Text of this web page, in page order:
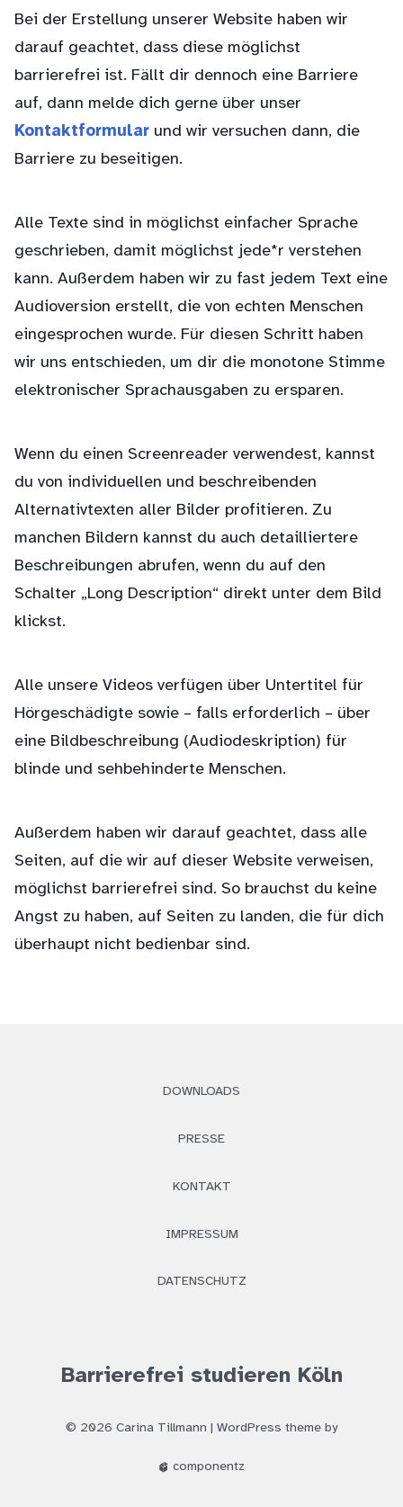
Bei der Erstellung unserer Website haben wir
darauf geachtet, dass diese möglichst
barrierefrei ist. Fällt dir dennoch eine Barriere
auf, dann melde dich gerne über unser
Kontaktformular und wir versuchen dann, die
Barriere zu beseitigen.
Alle Texte sind in möglichst einfacher Sprache
geschrieben, damit möglichst jede*r verstehen
kann. Außerdem haben wir zu fast jedem Text eine
Audioversion erstellt, die von echten Menschen
eingesprochen wurde. Für diesen Schritt haben
wir uns entschieden, um dir die monotone Stimme
elektronischer Sprachausgaben zu ersparen.
Wenn du einen Screenreader verwendest, kannst
du von individuellen und beschreibenden
Alternativtexten aller Bilder profitieren. Zu
manchen Bildern kannst du auch detailliertere
Beschreibungen abrufen, wenn du auf den
Schalter „Long Description“ direkt unter dem Bild
klickst.
Alle unsere Videos verfügen über Untertitel für
Hörgeschädigte sowie – falls erforderlich – über
eine Bildbeschreibung (Audiodeskription) für
blinde und sehbehinderte Menschen.
Außerdem haben wir darauf geachtet, dass alle
Seiten, auf die wir auf dieser Website verweisen,
möglichst barrierefrei sind. So brauchst du keine
Angst zu haben, auf Seiten zu landen, die für dich
überhaupt nicht bedienbar sind.
DOWNLOADS
PRESSE
KONTAKT
IMPRESSUM
DATENSCHUTZ
Barrierefrei studieren Köln
© 2026 Carina Tillmann | WordPress theme by
componentz